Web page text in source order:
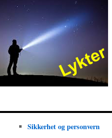
Sikkerhet og personvern